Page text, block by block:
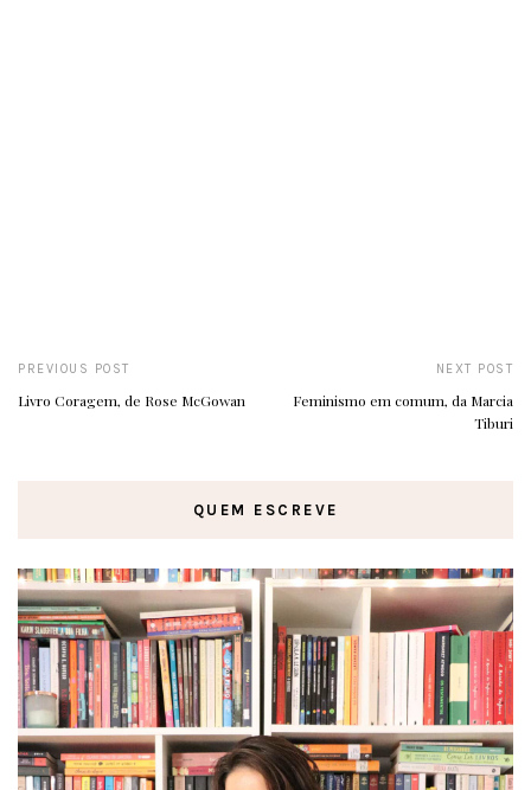
PREVIOUS POST
Livro Coragem, de Rose McGowan
NEXT POST
Feminismo em comum, da Marcia
Tiburi
QUEM ESCREVE